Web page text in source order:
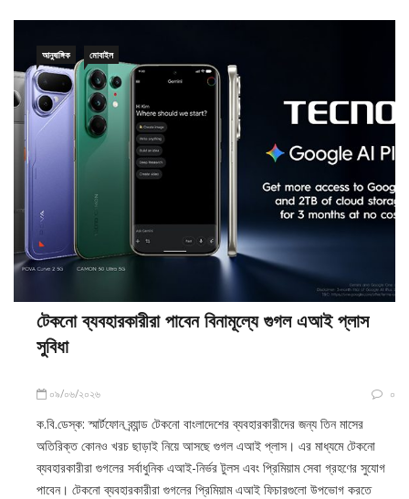
আনুষাঙ্গিক মোবাইল
টেকনো ব্যবহারকারীরা পাবেন বিনামূল্যে গুগল এআই প্লাস
সুবিধা
০৯/০৬/২০২৬ ০
ক.বি.ডেস্ক: স্মার্টফোন ব্র্যান্ড টেকনো বাংলাদেশের ব্যবহারকারীদের জন্য তিন মাসের
অতিরিক্ত কোনও খরচ ছাড়াই নিয়ে আসছে গুগল এআই প্লাস। এর মাধ্যমে টেকনো
ব্যবহারকারীরা গুগলের সর্বাধুনিক এআই-নির্ভর টুলস এবং প্রিমিয়াম সেবা গ্রহণের সুযোগ
পাবেন। টেকনো ব্যবহারকারীরা গুগলের প্রিমিয়াম এআই ফিচারগুলো উপভোগ করতে